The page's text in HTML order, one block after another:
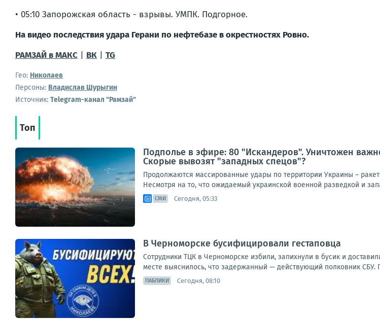
• 05:10 Запорожская область - взрывы. УМПК. Подгорное.
На видео последствия удара Герани по нефтебазе в окрестностях Ровно.
РАМЗАЙ в МАКС
ВК TG
Гео: Николаев
Персоны: Владислав Шурыгин
Источник: Telegram-канал "Рамзай"
Топ
Подполье в эфире: 80 "Искандеров". Уничтожен
Скорые вывозят "западных спецов"?
Продолжаются массированные удары по территории Украины –
Несмотря на то, что ожидаемый украинской военной разведкой и
СМИ Сегодня, 05:33
В Черноморске бусифицировали гестаповца
Сотрудники ТЦК в Черноморске избили, запихнули в бусик и
месте выяснилось, что задержанный — действующий полковник СБУ.
ПАБЛИКИ Сегодня, 08:10